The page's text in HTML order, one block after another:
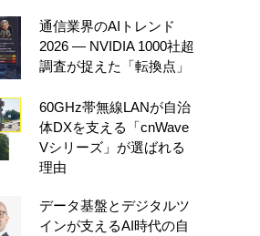
通信業界のAIトレンド
2026 ― NVIDIA 1000社超
調査が捉えた「転換点」
60GHz帯無線LANが自治
体DXを支える「cnWave
Vシリーズ」が選ばれる
理由
データ基盤とデジタルツ
インが支えるAI時代の自